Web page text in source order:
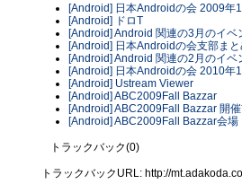
[Android] 日本Androidの会 2009年
[Android] ドロT
[Android] Android 関連の3月のイベ
[Android] 日本Androidの会支部まと
[Android] Android 関連の2月のイベ
[Android] 日本Androidの会 2010年
[Android] Ustream Viewer
[Android] ABC2009Fall Bazzar
[Android] ABC2009Fall Bazzar 開催
[Android] ABC2009Fall Bazzar会場
トラックバック(0)
トラックバックURL: http://